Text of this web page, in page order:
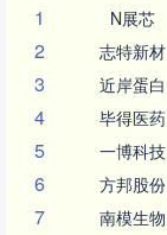
1
N展芯
2 志特新材
3 近岸蛋白
4 毕得医药
5 一博科技
6 方邦股份
7 南模生物